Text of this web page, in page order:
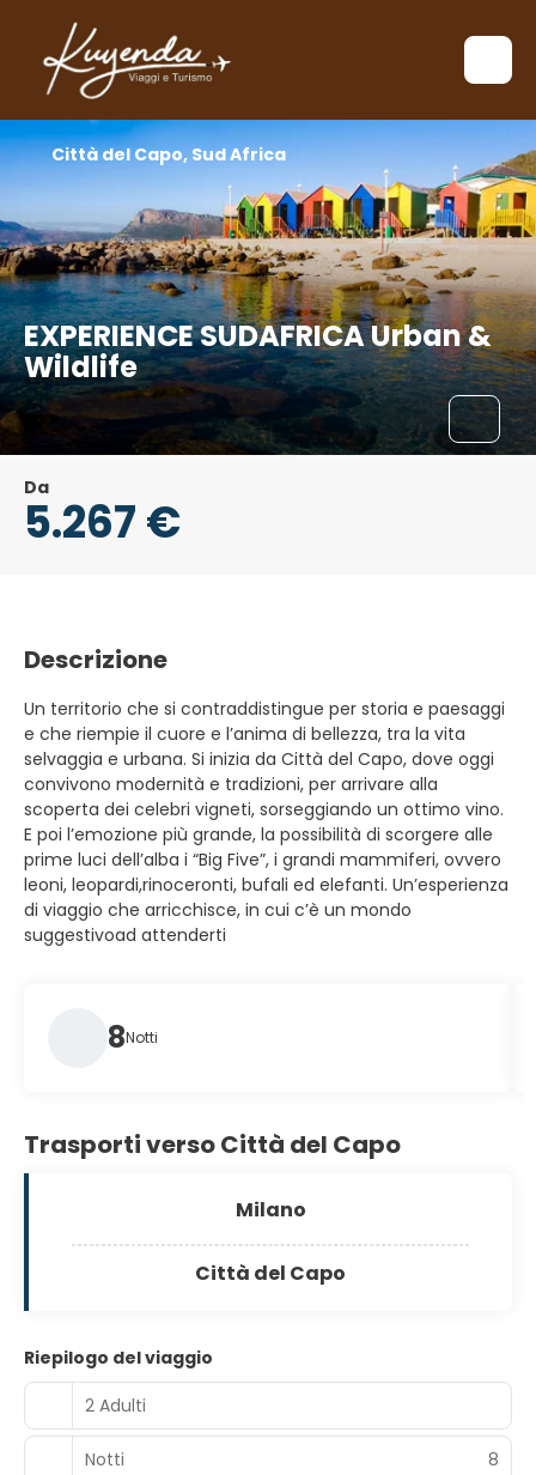
EXPERIENCE SUDAFRICA Urban &
Wildlife
Città del Capo, Sud Africa
Da
5.267 €
Descrizione
Un territorio che si contraddistingue per storia e paesaggi
e che riempie il cuore e l’anima di bellezza, tra la vita
selvaggia e urbana. Si inizia da Città del Capo, dove oggi
convivono modernità e tradizioni, per arrivare alla
scoperta dei celebri vigneti, sorseggiando un ottimo vino.
E poi l’emozione più grande, la possibilità di scorgere alle
prime luci dell’alba i “Big Five”, i grandi mammiferi, ovvero
leoni, leopardi,rinoceronti, bufali ed elefanti. Un’esperienza
di viaggio che arricchisce, in cui c’è un mondo
suggestivoad attenderti
8Notti
Trasporti verso Città del Capo
Milano
Città del Capo
Riepilogo del viaggio
2 Adulti
Notti 8